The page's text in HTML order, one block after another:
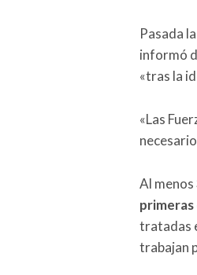
Pasada
informó
«tras la
«Las
Al
primeras
tratadas
trabajan